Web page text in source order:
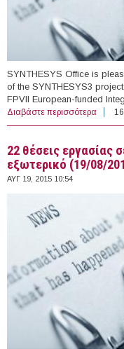
SYNTHESYS Office is
of the SYNTHESYS3
FPVII European-funded
Διαβάστε περισσότερα για
22 θέσεις εργασίας
εξωτερικό (19/08/
ΑΥΓ 19, 2015 10:54